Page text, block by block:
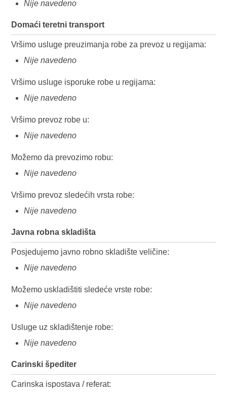
Nije navedeno
Domaći teretni transport
Vršimo usluge preuzimanja robe za prevoz u regijama:
Nije navedeno
Vršimo usluge isporuke robe u regijama:
Nije navedeno
Vršimo prevoz robe u:
Nije navedeno
Možemo da prevozimo robu:
Nije navedeno
Vršimo prevoz sledećih vrsta robe:
Nije navedeno
Javna robna skladišta
Posjedujemo javno robno skladište veličine:
Nije navedeno
Možemo uskladištiti sledeće vrste robe:
Nije navedeno
Usluge uz skladištenje robe:
Nije navedeno
Carinski špediter
Carinska ispostava / referat: